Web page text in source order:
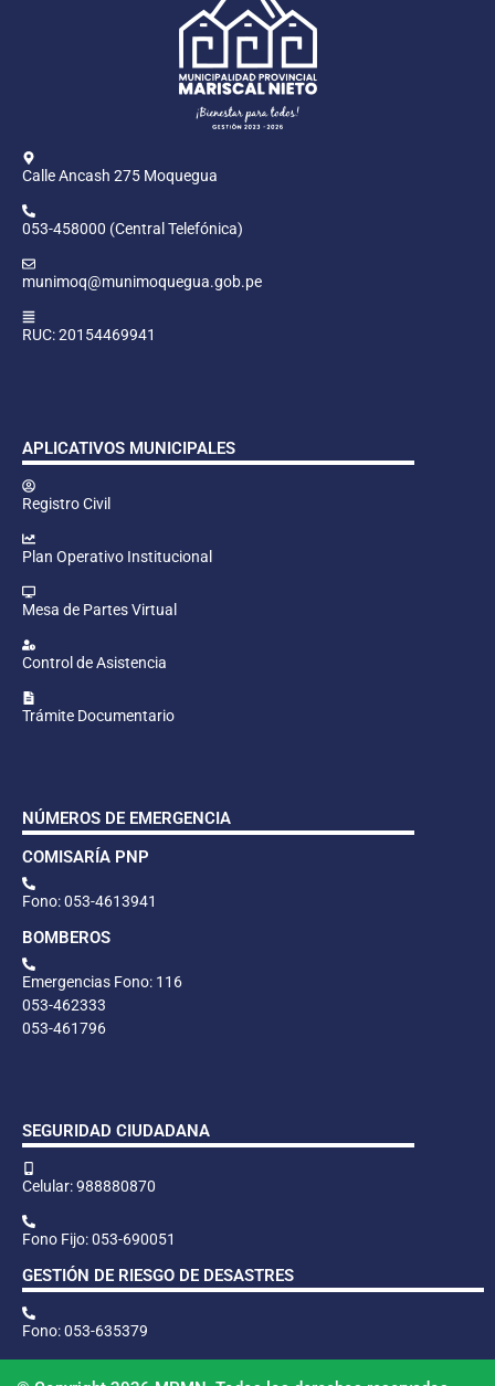
Calle Ancash 275 Moquegua
053-458000 (Central Telefónica)
munimoq@munimoquegua.gob.pe
RUC: 20154469941
APLICATIVOS MUNICIPALES
Registro Civil
Plan Operativo Institucional
Mesa de Partes Virtual
Control de Asistencia
Trámite Documentario
NÚMEROS DE EMERGENCIA
COMISARÍA PNP
Fono: 053-4613941
BOMBEROS
Emergencias Fono: 116
053-462333
053-461796
SEGURIDAD CIUDADANA
Celular: 988880870
Fono Fijo: 053-690051
GESTIÓN DE RIESGO DE DESASTRES
Fono: 053-635379